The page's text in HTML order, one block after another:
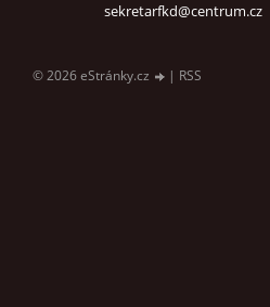
sekretarfkd@centrum.cz
© 2026 eStránky.cz | RSS